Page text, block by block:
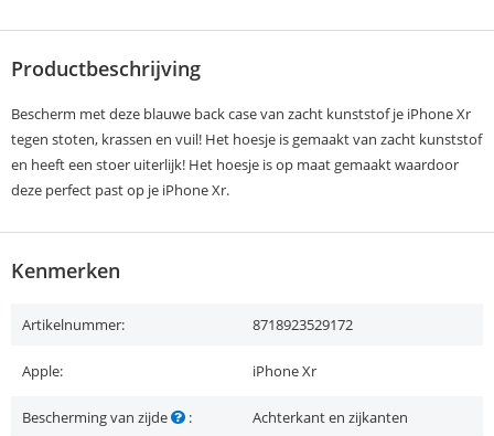
Productbeschrijving
Bescherm met deze blauwe back case van zacht kunststof je iPhone Xr
tegen stoten, krassen en vuil! Het hoesje is gemaakt van zacht kunststof
en heeft een stoer uiterlijk! Het hoesje is op maat gemaakt waardoor
deze perfect past op je iPhone Xr.
Kenmerken
Artikelnummer: 8718923529172
Apple: iPhone Xr
Bescherming van zijde : Achterkant en zijkanten